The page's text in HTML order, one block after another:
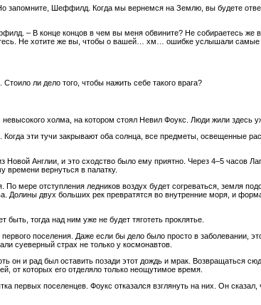
запомните, Шеффилд. Когда мы вернемся на Землю, вы будете
– В конце концов в чем вы меня обвините? Не собираетесь же
Не хотите же вы, чтобы о вашей… хм… ошибке услышали
ли дело того, чтобы нажить себе такого врага?
холма, на котором стоял Невил Фоукс. Люди жили здесь
эти тучи закрывают оба солнца, все предметы, освещенные
Англии, и это сходство было ему приятно. Через 4–5 часов
вернуться в палатку.
По мере отступления ледников воздух будет согреваться, земля
Долины двух больших рек превратятся во внутренние моря, и
тогда над ним уже не будет тяготеть проклятье.
поселения. Даже если бы дело было просто в заболевании,
суеверный страх не только у космонавтов.
он и рад был оставить позади этот дождь и мрак. Возвращаться
от которых его отделяло только неощутимое время.
первых поселенцев. Фоукс отказался взглянуть на них. Он